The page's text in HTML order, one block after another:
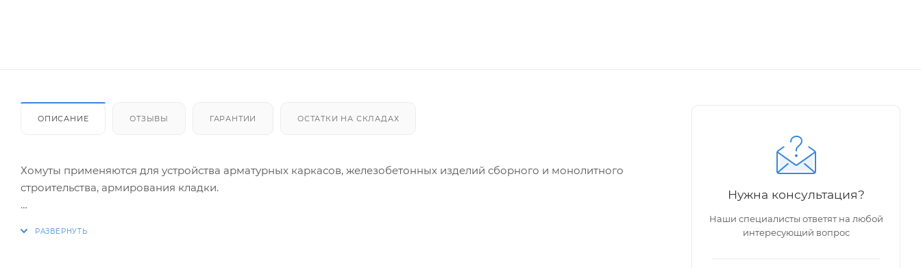
ОПИСАНИЕ ОТЗЫВЫ ГАРАНТИИ ОСТАТКИ НА СКЛАДАХ
Хомуты применяются для устройства арматурных каркасов, железобетонных изделий сборного и монолитного
строительства, армирования кладки.
Нужна консультация?
Наши специалисты ответят на любой
интересующий вопрос